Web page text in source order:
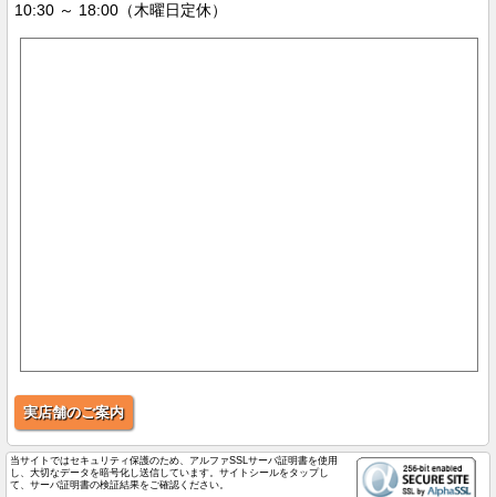
10:30 ～ 18:00（木曜日定休）
実店舗のご案内
当サイトではセキュリティ保護のため、アルファSSLサーバ証明書を使用
し、大切なデータを暗号化し送信しています。サイトシールをタップし
て、サーバ証明書の検証結果をご確認ください。